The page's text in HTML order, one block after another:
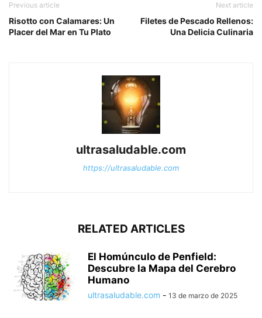
Previous article
Risotto con Calamares: Un
Placer del Mar en Tu Plato
Next article
Filetes de Pescado Rellenos:
Una Delicia Culinaria
ultrasaludable.com
https://ultrasaludable.com
RELATED ARTICLES
El Homúnculo de Penfield:
Descubre la Mapa del Cerebro
Humano
ultrasaludable.com - 13 de marzo de 2025